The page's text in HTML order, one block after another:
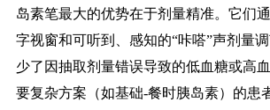
岛素笔最大的优势在于剂量精准。它们
字视窗和可听到、感知的“咔嗒”声剂量
少了因抽取剂量错误导致的低血糖或高
要复杂方案（如基础-餐时胰岛素）的患